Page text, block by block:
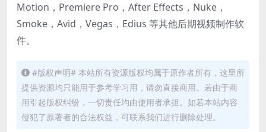
Motion，Premiere Pro，After Effects，Nuke，
Smoke，Avid，Vegas，Edius 等其他后期视频制作软
件。
#版权声明# 本站所有资源版权均属于原作者所有，这里所
提供资源均只能用于参考学习用，请勿直接商用。若由于商
用引起版权纠纷，一切责任均由使用者承担。如若本站内容
侵犯了原著者的合法权益，可联系我们进行删除处理。